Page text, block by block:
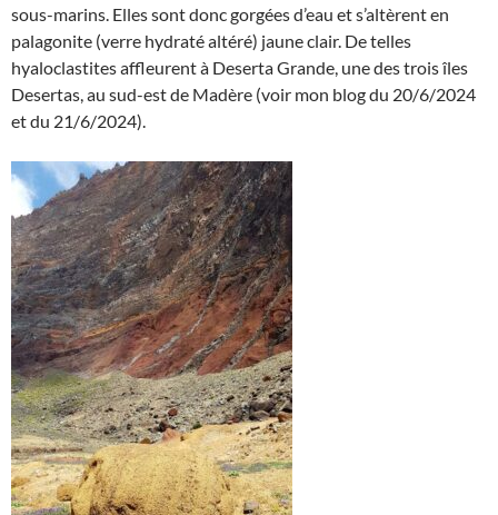
sous-marins. Elles sont donc gorgées d’eau et s’altèrent en
palagonite (verre hydraté altéré) jaune clair. De telles
hyaloclastites affleurent à Deserta Grande, une des trois îles
Desertas, au sud-est de Madère (voir mon blog du 20/6/2024
et du 21/6/2024).